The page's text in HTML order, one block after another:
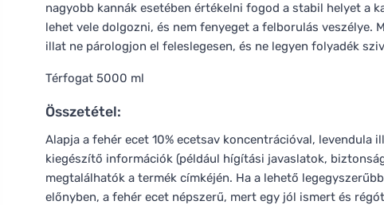
nagyobb kannák esetében értékelni fogod a stabil helyet a
lehet vele dolgozni, és nem fenyeget a felborulás veszélye.
illat ne párologjon el feleslegesen, és ne legyen folyadék
Térfogat 5000 ml
Összetétel:
Alapja a fehér ecet 10% ecetsav koncentrációval,
kiegészítő információk (például hígítási javaslatok,
megtalálhatók a termék címkéjén. Ha a lehető
előnyben, a fehér ecet népszerű, mert egy jól ismert és